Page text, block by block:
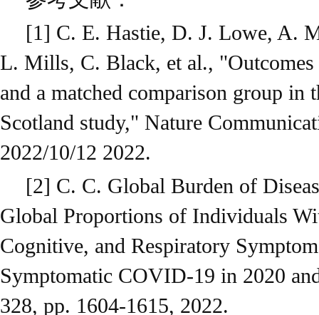
[1] C. E. Hastie, D. J. Lowe, A.
L. Mills, C. Black, et al., "Outcomes
and a matched comparison group
Scotland study," Nature
2022/10/12 2022.
[2] C. C. Global Burden of
Global Proportions of Individuals
Cognitive, and Respiratory
Symptomatic COVID-19 in 2020
328, pp. 1604-1615, 2022.